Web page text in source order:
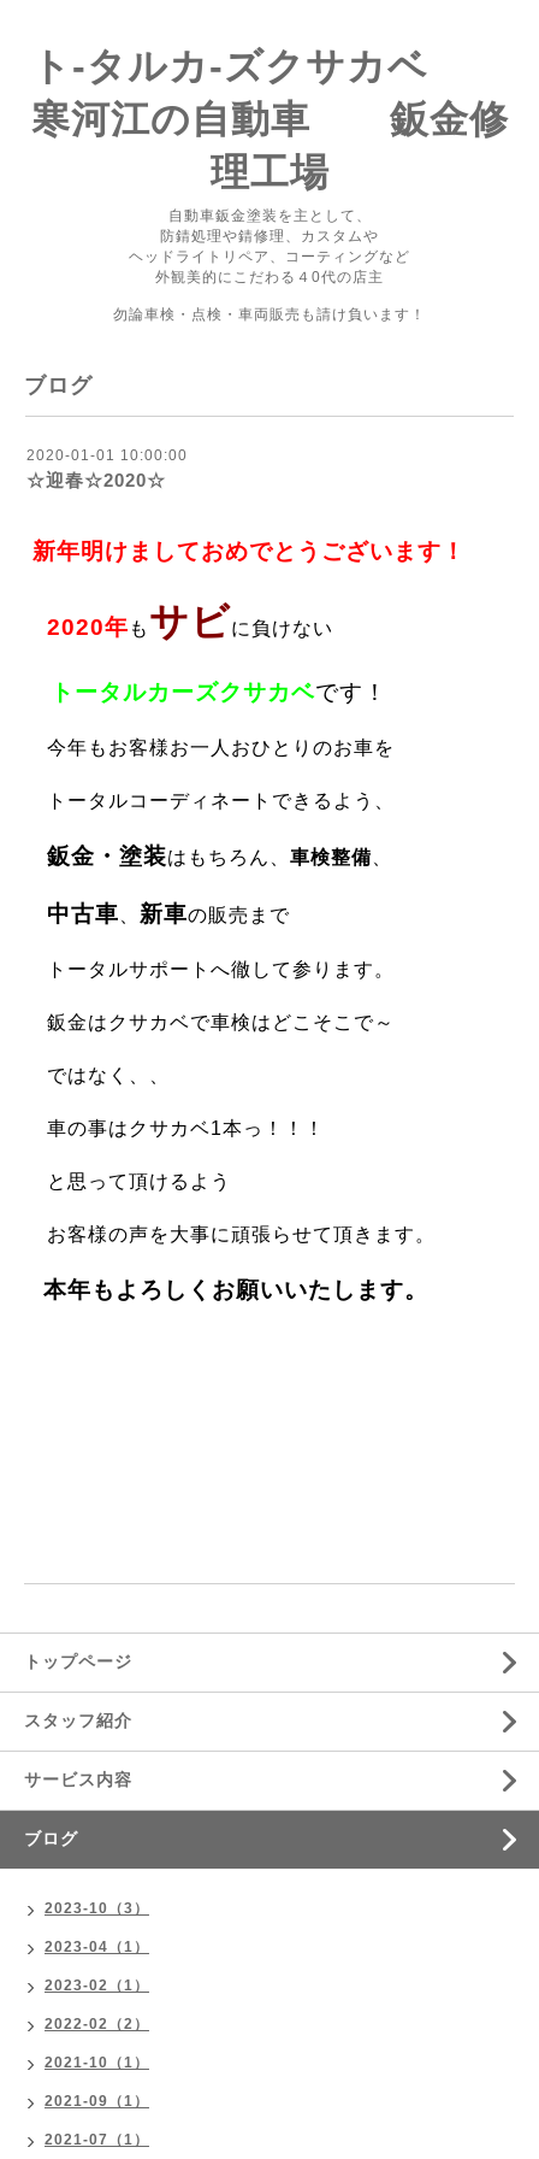
ト-タルカ-ズクサカベ
寒河江の自動車 鈑金修
理工場
自動車鈑金塗装を主として、
防錆処理や錆修理、カスタムや
ヘッドライトリペア、コーティングなど
外観美的にこだわる４0代の店主
勿論車検・点検・車両販売も請け負います！
ブログ
2020-01-01 10:00:00
☆迎春☆2020☆
新年明けましておめでとうございます！
2020年 も サビに負けない
トータルカーズクサカベです！
今年もお客様お一人おひとりのお車を
トータルコーディネートできるよう、
鈑金・塗装はもちろん、 車検整備
中古車 新車の販売まで
トータルサポートへ徹して参ります。
鈑金はクサカベで車検はどこそこで～
ではなく、、
車の事はクサカベ1本っ！！！
と思って頂けるよう
お客様の声を大事に頑張らせて頂きます。
本年もよろしくお願いいたします。
トップページ
スタッフ紹介
サービス内容
ブログ
2023-10（3）
2023-04（1）
2023-02（1）
2022-02（2）
2021-10（1）
2021-09（1）
2021-07（1）